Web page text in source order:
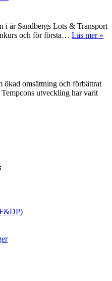
i år Sandbergs Lots & Transport
och för första… Läs mer »
ökad omsättning och förbättrat
utveckling har varit